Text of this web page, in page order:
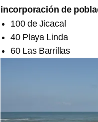
incorporación de
100 de Jicacal
40 Playa Linda
60 Las Barrillas